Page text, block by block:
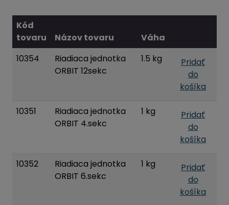
Kód
tovaru
Názov tovaru
Váha
10354
Riadiaca jednotka
ORBIT 12sekc
1.5 kg
Pridať
do
košíka
10351
Riadiaca jednotka
ORBIT 4.sekc
1 kg
Pridať
do
košíka
10352
Riadiaca jednotka
ORBIT 6.sekc
1 kg
Pridať
do
košíka